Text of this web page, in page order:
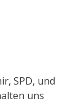
SPD, und
uns